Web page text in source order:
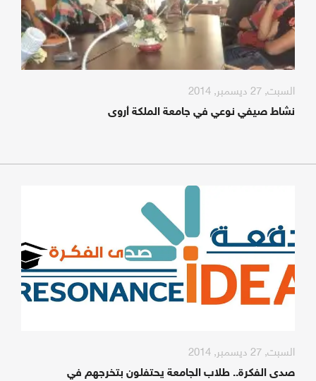
السبت, 27 ديسمبر, 2014
نشاط صيفي نوعي في جامعة الملكة أروى
السبت, 27 ديسمبر, 2014
صدى الفكرة.. طلاب الجامعة يحتفلون بتخرجهم في